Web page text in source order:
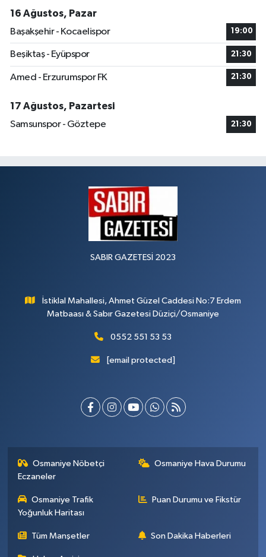
16 Ağustos, Pazar
Başakşehir - Kocaelispor
19:00
Beşiktaş - Eyüpspor 21:30
Amed - Erzurumspor FK 21:30
17 Ağustos, Pazartesi
Samsunspor - Göztepe
21:30
SABIR GAZETESİ 2023
İstiklal Mahallesi, Ahmet Güzel Caddesi No:7 Erdem
Matbaası & Sabır Gazetesi Düziçi/Osmaniye
0552 551 53 53
[email protected]
Osmaniye Nöbetçi
Eczaneler
Osmaniye Hava Durumu
Osmaniye Trafik
Yoğunluk Haritası
Puan Durumu ve Fikstür
Tüm Manşetler Son Dakika Haberleri